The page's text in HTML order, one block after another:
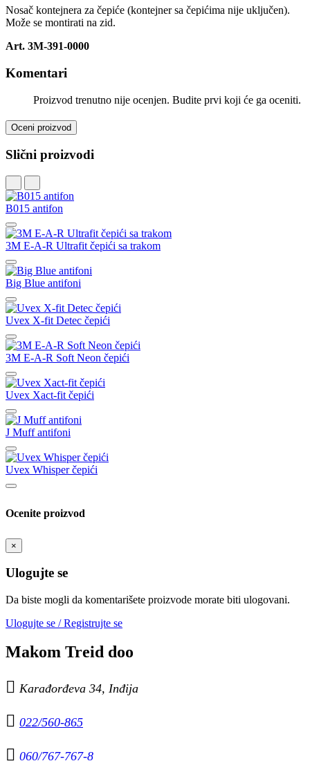
Nosač kontejnera za čepiće (kontejner sa čepićima nije uključen).
Može se montirati na zid.
Art. 3M-391-0000
Komentari
Proizvod trenutno nije ocenjen. Budite prvi koji će ga oceniti.
Oceni proizvod
Slični proizvodi
B015 antifon
3M E-A-R Ultrafit čepići sa trakom
Big Blue antifoni
Uvex X-fit Detec čepići
3M E-A-R Soft Neon čepići
Uvex Xact-fit čepići
J Muff antifoni
Uvex Whisper čepići
Ocenite proizvod
×
Ulogujte se
Da biste mogli da komentarišete proizvode morate biti ulogovani.
Ulogujte se / Registrujte se
Makom Treid doo
 Karađorđeva 34, Inđija
 022/560-865
 060/767-767-8